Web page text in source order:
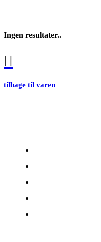
Ingen resultater..
tilbage til varen